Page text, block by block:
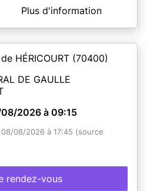
dossier completlors de votre
le numéro de votre
une photo d'identité aux
(sauf si vous avez
votre pré demande et que
dossier incomplet entraînera
être présent lors du dépôt
Plus d'information
HÉRICOURT (70400)
DE GAULLE
2026 à 09:15
08/2026 à 17:45 (source
rendez-vous